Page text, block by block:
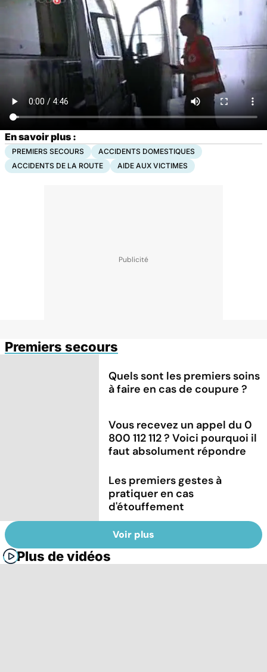
En savoir plus :
PREMIERS SECOURS
ACCIDENTS DOMESTIQUES
ACCIDENTS DE LA ROUTE
AIDE AUX VICTIMES
Premiers secours
Quels sont les premiers soins
à faire en cas de coupure ?
Vous recevez un appel du 0
800 112 112 ? Voici pourquoi il
faut absolument répondre
Les premiers gestes à
pratiquer en cas
d'étouffement
Voir plus
Plus de vidéos